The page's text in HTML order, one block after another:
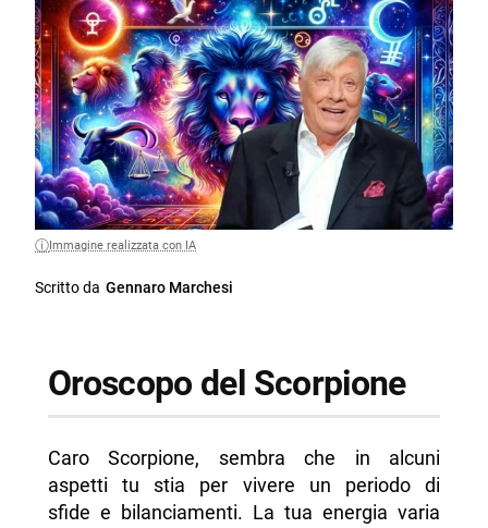
Immagine realizzata con IA
Scritto da Gennaro Marchesi
Oroscopo del Scorpione
Caro Scorpione, sembra che in alcuni
aspetti tu stia per vivere un periodo di
sfide e bilanciamenti. La tua energia varia